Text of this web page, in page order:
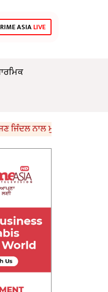
ASIALIVE
ਨਾਲ ਮੁਲਾਕਾਤ; ਇਸਪਾਤ ਖੇਤਰ